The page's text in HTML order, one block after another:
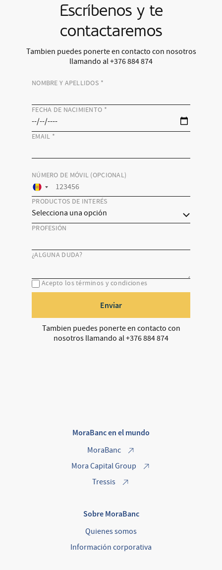
Escríbenos y te
contactaremos
Tambien puedes ponerte en contacto con nosotros
llamando al +376 884 874
NOMBRE Y APELLIDOS *
FECHA DE NACIMIENTO *
EMAIL *
NÚMERO DE MÓVIL (OPCIONAL)
PRODUCTOS DE INTERÉS
PROFESIÓN
¿ALGUNA DUDA?
Acepto los términos y condiciones
Enviar
Tambien puedes ponerte en contacto con
nosotros llamando al +376 884 874
MoraBanc en el mundo
MoraBanc
Mora Capital Group
Tressis
Sobre MoraBanc
Quienes somos
Información corporativa